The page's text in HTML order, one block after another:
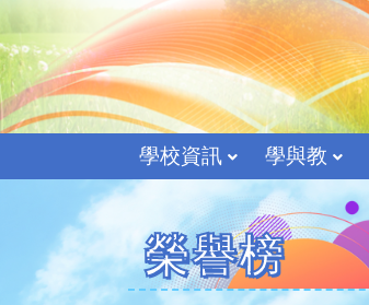
學校資訊 學與教
榮譽榜